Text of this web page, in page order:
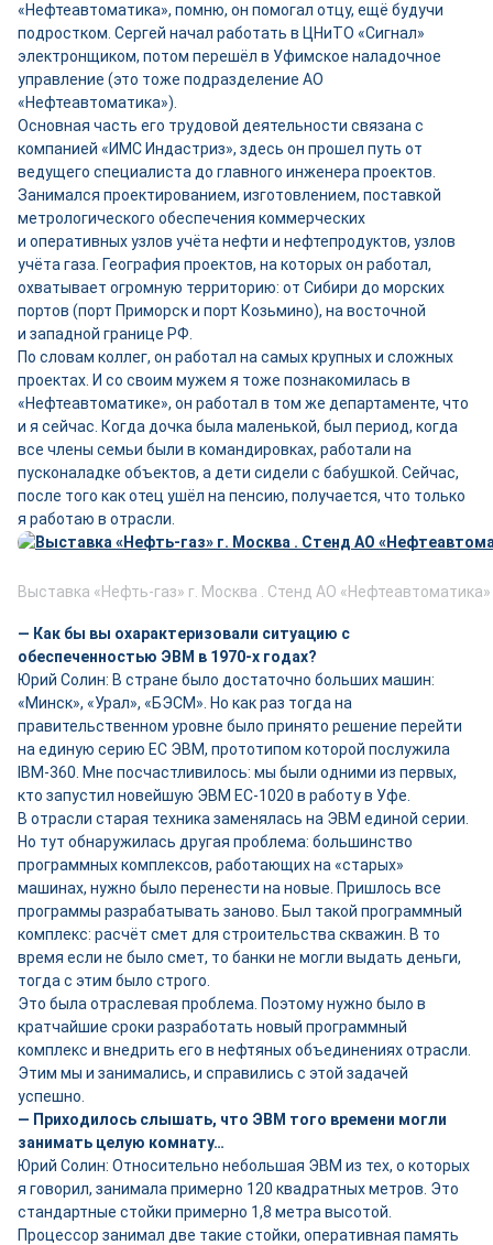
«Нефтеавтоматика», помню, он помогал отцу, ещё будучи
подростком. Сергей начал работать в ЦНиТО «Сигнал»
электронщиком, потом перешёл в Уфимское наладочное
управление (это тоже подразделение АО
«Нефтеавтоматика»).
Основная часть его трудовой деятельности связана с
компанией «ИМС Индастриз», здесь он прошел путь от
ведущего специалиста до главного инженера проектов.
Занимался проектированием, изготовлением, поставкой
метрологического обеспечения коммерческих
и оперативных узлов учёта нефти и нефтепродуктов, узлов
учёта газа. География проектов, на которых он работал,
охватывает огромную территорию: от Сибири до морских
портов (порт Приморск и порт Козьмино), на восточной
и западной границе РФ.
По словам коллег, он работал на самых крупных и сложных
проектах. И со своим мужем я тоже познакомилась в
«Нефтеавтоматике», он работал в том же департаменте, что
и я сейчас. Когда дочка была маленькой, был период, когда
все члены семьи были в командировках, работали на
пусконаладке объектов, а дети сидели с бабушкой. Сейчас,
после того как отец ушёл на пенсию, получается, что только
я работаю в отрасли.
Выставка «Нефть-газ» г. Москва . Стенд АО «Нефтеавтоматика»
— Как бы вы охарактеризовали ситуацию с
обеспеченностью ЭВМ в 1970-х годах?
Юрий Солин: В стране было достаточно больших машин:
«Минск», «Урал», «БЭСМ». Но как раз тогда на
правительственном уровне было принято решение перейти
на единую серию ЕС ЭВМ, прототипом которой послужила
IBM-360. Мне посчастливилось: мы были одними из первых,
кто запустил новейшую ЭВМ ЕС-1020 в работу в Уфе.
В отрасли старая техника заменялась на ЭВМ единой серии.
Но тут обнаружилась другая проблема: большинство
программных комплексов, работающих на «старых»
машинах, нужно было перенести на новые. Пришлось все
программы разрабатывать заново. Был такой программный
комплекс: расчёт смет для строительства скважин. В то
время если не было смет, то банки не могли выдать деньги,
тогда с этим было строго.
Это была отраслевая проблема. Поэтому нужно было в
кратчайшие сроки разработать новый программный
комплекс и внедрить его в нефтяных объединениях отрасли.
Этим мы и занимались, и справились с этой задачей
успешно.
— Приходилось слышать, что ЭВМ того времени могли
занимать целую комнату…
Юрий Солин: Относительно небольшая ЭВМ из тех, о которых
я говорил, занимала примерно 120 квадратных метров. Это
стандартные стойки примерно 1,8 метра высотой.
Процессор занимал две такие стойки, оперативная память